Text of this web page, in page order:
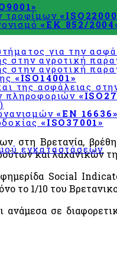
τροφίμων
«ΕΚ 852/
για την
στην αγροτική
στην αγροτική
«ISO14001»
της ασφάλειας
πληροφοριών
«EN 16636»
«ISO37001»
εγκαταστάσεων
στη Βρετανία,
και λαχανικών
Social
το 1/10 του
σε